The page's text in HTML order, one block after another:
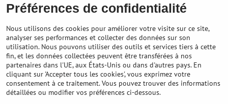
+436764858804
Préférences de confidentialité
Nous utilisons des cookies pour améliorer votre visite sur ce site,
analyser ses performances et collecter des données sur son
utilisation. Nous pouvons utiliser des outils et services tiers à cette
fin, et les données collectées peuvent être transférées à nos
partenaires dans l'UE, aux États-Unis ou dans d'autres pays. En
cliquant sur 'Accepter tous les cookies', vous exprimez votre
consentement à ce traitement. Vous pouvez trouver des informations
détaillées ou modifier vos préférences ci-dessous.